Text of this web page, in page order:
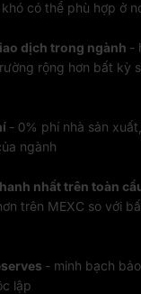
có thể phù hợp ở
dịch trong ngành -
rộng hơn bất kỳ
- 0% phí nhà sản
ngành
nhất trên toàn
trên MEXC so với
- minh bạch
lập